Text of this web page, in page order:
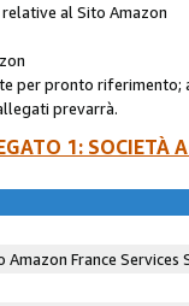
al Sito Amazon
pronto riferimento;
prevarrà.
1: SOCIETÀ
Amazon France